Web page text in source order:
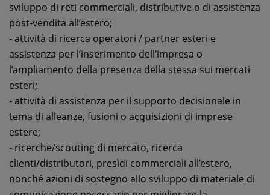
sviluppo di reti commerciali, distributive o di assistenza
post-vendita all’estero;
- attività di ricerca operatori / partner esteri e
assistenza per l’inserimento dell’impresa o
l’ampliamento della presenza della stessa sui mercati
esteri;
- attività di assistenza per il supporto decisionale in
tema di alleanze, fusioni o acquisizioni di imprese
estere;
- ricerche/scouting di mercato, ricerca
clienti/distributori, presìdi commerciali all’estero,
nonché azioni di sostegno allo sviluppo di materiale di